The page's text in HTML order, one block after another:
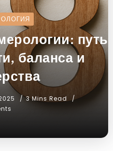
путь
баланса и
3 Mins Read